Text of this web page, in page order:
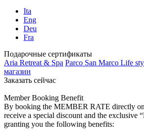
Ita
Eng
Deu
Fra
Подарочные сертификаты
Aria Retreat & Spa Parco San Marco Life
магазин
Заказать сейчас
Member Booking Benefit
By booking the MEMBER RATE directly
receive a special discount and the exclusive
granting you the following benefits: